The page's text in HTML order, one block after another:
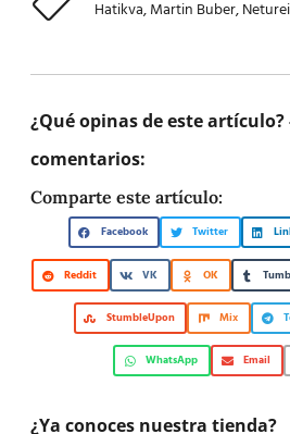
Hatikva,Martin Buber,
¿Qué opinas de este artículo?
comentarios:
Comparte este artículo:
Facebook Twitter
Reddit VK OK
StumbleUpon Mix
WhatsApp Email
¿Ya conoces nuestra tienda?